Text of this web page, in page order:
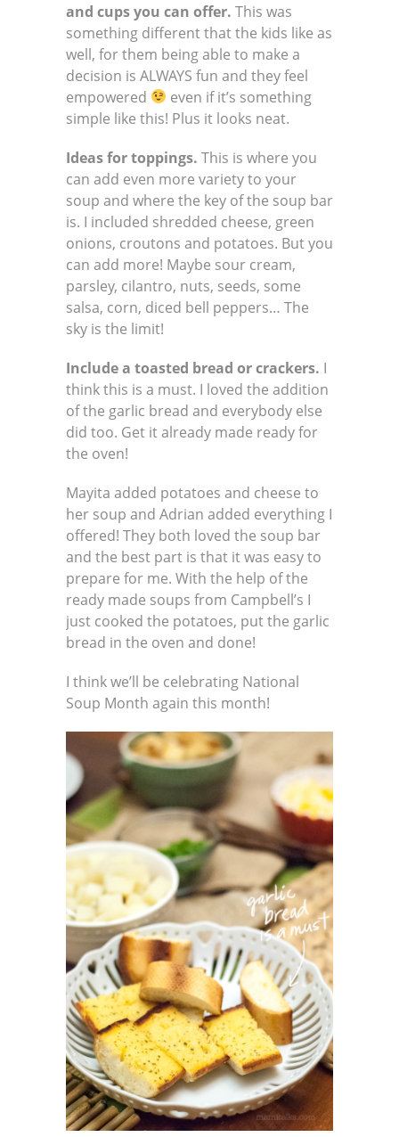
and cups you can offer. This was
something different that the kids like as
well, for them being able to make a
decision is ALWAYS fun and they feel
empowered
even if it’s something
simple like this! Plus it looks neat.
Ideas for toppings. This is where you
can add even more variety to your
soup and where the key of the soup bar
is. I included shredded cheese, green
onions, croutons and potatoes. But you
can add more! Maybe sour cream,
parsley, cilantro, nuts, seeds, some
salsa, corn, diced bell peppers… The
sky is the limit!
Include a toasted bread or crackers. I
think this is a must. I loved the addition
of the garlic bread and everybody else
did too. Get it already made ready for
the oven!
Mayita added potatoes and cheese to
her soup and Adrian added everything I
offered! They both loved the soup bar
and the best part is that it was easy to
prepare for me. With the help of the
ready made soups from Campbell’s I
just cooked the potatoes, put the garlic
bread in the oven and done!
I think we’ll be celebrating National
Soup Month again this month!